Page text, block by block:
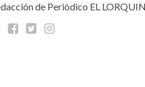
de Periódico EL